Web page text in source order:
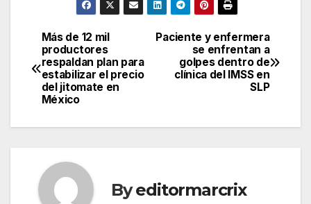
Post
navigation
Paciente y enfermera
se enfrentan a
golpes dentro de
clínica del IMSS en
SLP
Más de 12 mil
productores
respaldan plan para
estabilizar el precio
del jitomate en
México
Byeditormarcrix